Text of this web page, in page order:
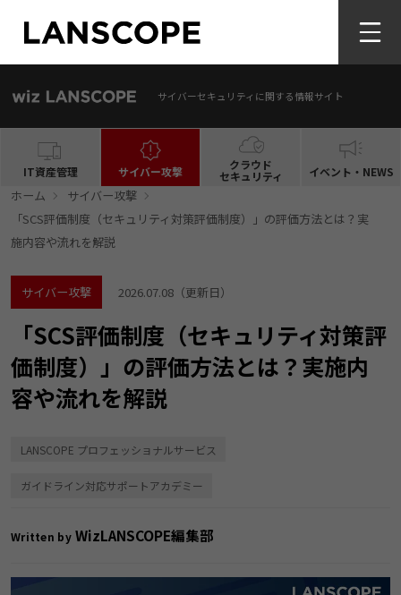
サイバーセキュリティに関する情報サイト
IT資産管理 サイバー攻撃 クラウド
セキュリティ イベント・NEWS
ホーム
サイバー攻撃
「SCS評価制度（セキュリティ対策評価制度）」の評価方法とは？実
施内容や流れを解説
サイバー攻撃 2026.07.08（更新日）
「SCS評価制度（セキュリティ対策評
価制度）」の評価方法とは？実施内
容や流れを解説
LANSCOPE プロフェッショナルサービス
ガイドライン対応サポートアカデミー
Written byWizLANSCOPE編集部